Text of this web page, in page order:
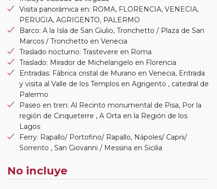
Visita panorámica en: ROMA, FLORENCIA, VENECIA,
PERUGIA, AGRIGENTO, PALERMO
Barco: A la Isla de San Giulio, Tronchetto / Plaza de San
Marcos / Tronchetto en Venecia
Traslado nocturno: Trastevere en Roma
Traslado: Mirador de Michelangelo en Florencia
Entradas: Fábrica cristal de Murano en Venecia, Entrada
y visita al Valle de los Templos en Agrigento , catedral de
Palermo
Paseo en tren: Al Recinto monumental de Pisa, Por la
región de Cinqueterre , A Orta en la Región de los
Lagos
Ferry: Rapallo/ Portofino/ Rapallo, Nápoles/ Caprii/
Sorrento , San Giovanni / Messina en Sicilia
No incluye